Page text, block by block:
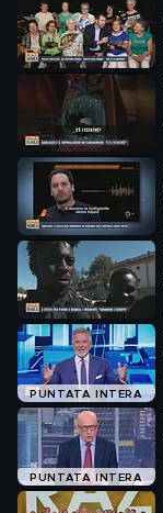
PUNTATA INTERA
PUNTATA INTERA